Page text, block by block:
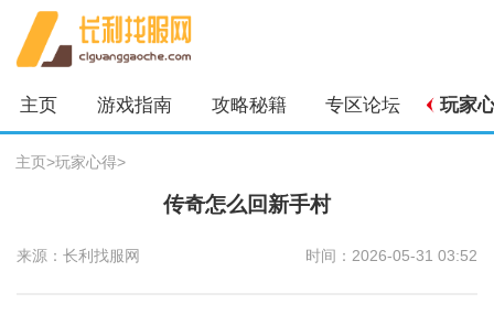
主页 游戏指南 攻略秘籍 专区论坛 玩家
主页>玩家心得>
传奇怎么回新手村
来源：长利找服网 时间：2026-05-31 03:52